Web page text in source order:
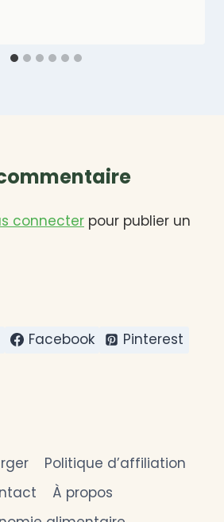
connecter pour publier un
Facebook Pinterest
Politique d’affiliation
À propos